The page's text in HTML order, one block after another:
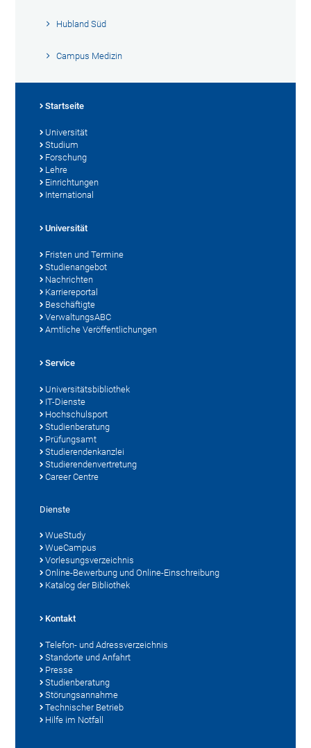
Hubland Süd
Campus Medizin
Startseite
Universität
Studium
Forschung
Lehre
Einrichtungen
International
Universität
Fristen und Termine
Studienangebot
Nachrichten
Karriereportal
Beschäftigte
VerwaltungsABC
Amtliche Veröffentlichungen
Service
Universitätsbibliothek
IT-Dienste
Hochschulsport
Studienberatung
Prüfungsamt
Studierendenkanzlei
Studierendenvertretung
Career Centre
Dienste
WueStudy
WueCampus
Vorlesungsverzeichnis
Online-Bewerbung und Online-Einschreibung
Katalog der Bibliothek
Kontakt
Telefon- und Adressverzeichnis
Standorte und Anfahrt
Presse
Studienberatung
Störungsannahme
Technischer Betrieb
Hilfe im Notfall